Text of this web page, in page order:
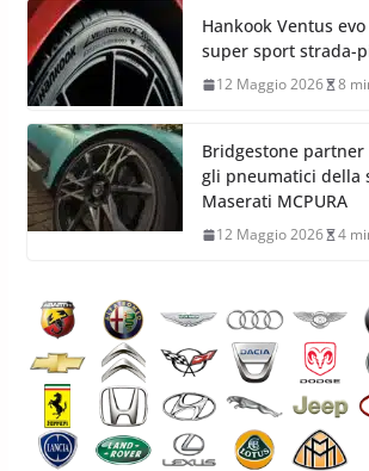
Hankook Ventus
super sport strada-
12 Maggio 2026 8
Bridgestone partner
gli pneumatici della
Maserati MCPURA
12 Maggio 2026 4